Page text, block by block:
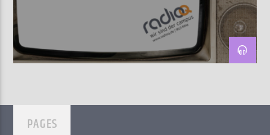
AKTUELLE SENDUNG
MOEBIUS
ZU HÖREN IN
PAGES